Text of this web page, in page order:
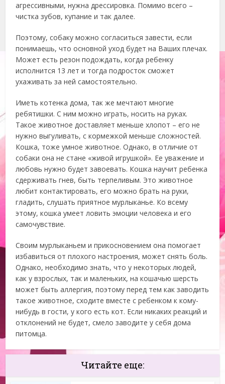
агрессивными, нужна дрессировка. Помимо всего –
чистка зубов, купание и так далее.
Поэтому, собаку можно согласиться завести, если
понимаешь, что основной уход будет на Ваших плечах.
Может есть резон подождать, когда ребенку
исполнится 13 лет и тогда подросток сможет
ухаживать за ней самостоятельно.
Иметь котенка дома, так же мечтают многие
ребятишки. С ним можно играть, носить на руках.
Такое животное доставляет меньше хлопот – его не
нужно выгуливать, с кормежкой меньше сложностей.
Кошка, тоже умное животное. Однако, в отличие от
собаки она не стане «живой игрушкой». Ее уважение и
любовь нужно будет завоевать. Кошка научит ребенка
сдерживать гнев, быть терпеливым. Это животное
любит контактировать, его можно брать на руки,
гладить, слушать приятное мурлыканье. Ко всему
этому, кошка умеет ловить эмоции человека и его
самочувствие.
Своим мурлыканьем и прикосновением она помогает
избавиться от плохого настроения, может снять боль.
Однако, необходимо знать, что у некоторых людей,
как у взрослых, так и маленьких, на кошачью шерсть
может быть аллергия, поэтому перед тем как заводить
такое животное, сходите вместе с ребенком к кому-
нибудь в гости, у кого есть кот. Если никаких реакций и
отклонений не будет, смело заводите у себя дома
питомца.
Читайте еще: